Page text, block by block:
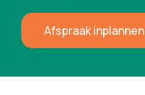
Afspraak inplannen